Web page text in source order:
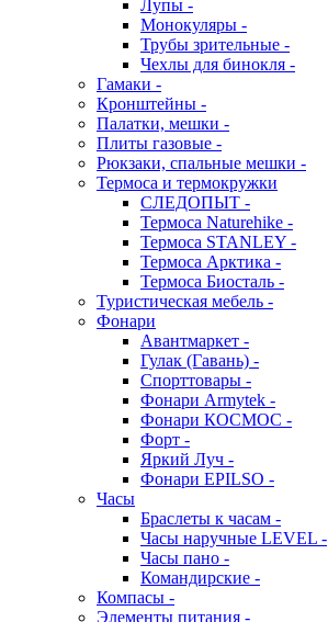
Лупы -
Монокуляры -
Трубы зрительные -
Чехлы для бинокля -
Гамаки -
Кронштейны -
Палатки, мешки -
Плиты газовые -
Рюкзаки, спальные мешки -
Термоса и термокружки
СЛЕДОПЫТ -
Термоса Naturehike -
Термоса STANLEY -
Термоса Арктика -
Термоса Биосталь -
Туристическая мебель -
Фонари
Авантмаркет -
Гулак (Гавань) -
Спорттовары -
Фонари Armytek -
Фонари КОСМОС -
Форт -
Яркий Луч -
Фонари EPILSO -
Часы
Браслеты к часам -
Часы наручные LEVEL -
Часы пано -
Командирские -
Компасы -
Элементы питания -